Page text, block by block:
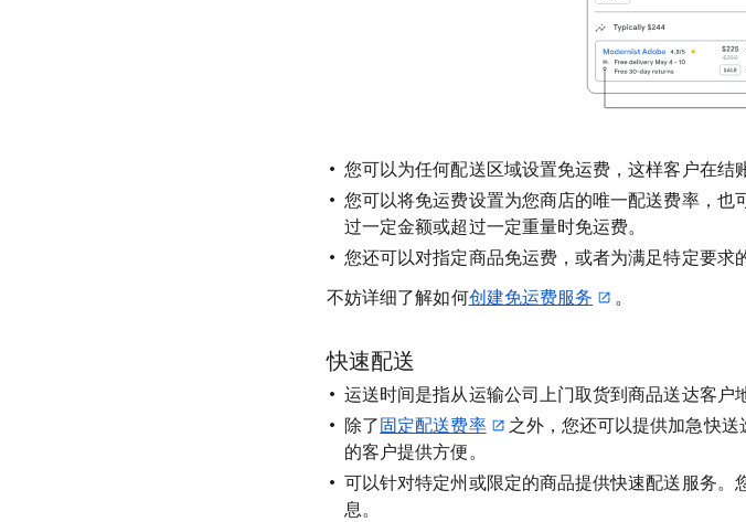
您可以为任何配送区域设置免运费，这样客户在结
您可以将免运费设置为您商店的唯一配送费率，
过一定金额或超过一定重量时免运费。
您还可以对指定商品免运费，或者为满足特定要求
不妨详细了解如何创建免运费服务 。
快速配送
运送时间是指从运输公司上门取货到商品送达客户
除了 固定配送费率
之外，您还可以提供加急快
的客户提供方便。
可以针对特定州或限定的商品提供快速配送服务
息。